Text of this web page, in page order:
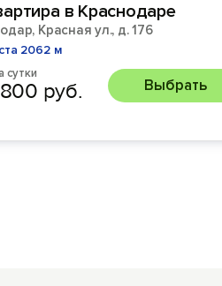
в Краснодаре
Красная ул., д. 176
2062 м
сутки
руб. Выбрать